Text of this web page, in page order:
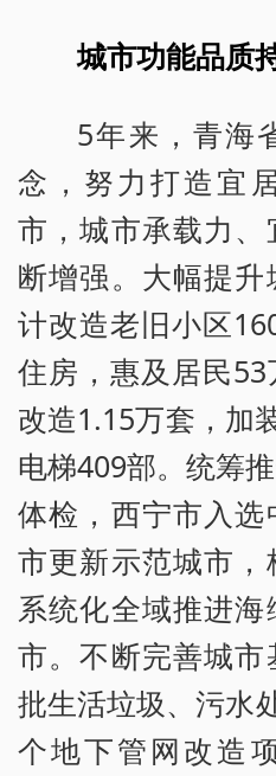
城市功能品质
5年来，青海
念，努力打造宜
市，城市承载力
断增强。大幅提
计改造老旧小区
住房，惠及居民
改造1.15万套，加
电梯409部。统筹
体检，西宁市入
市更新示范城市
系统化全域推进
市。不断完善城
批生活垃圾、污水
个地下管网改造